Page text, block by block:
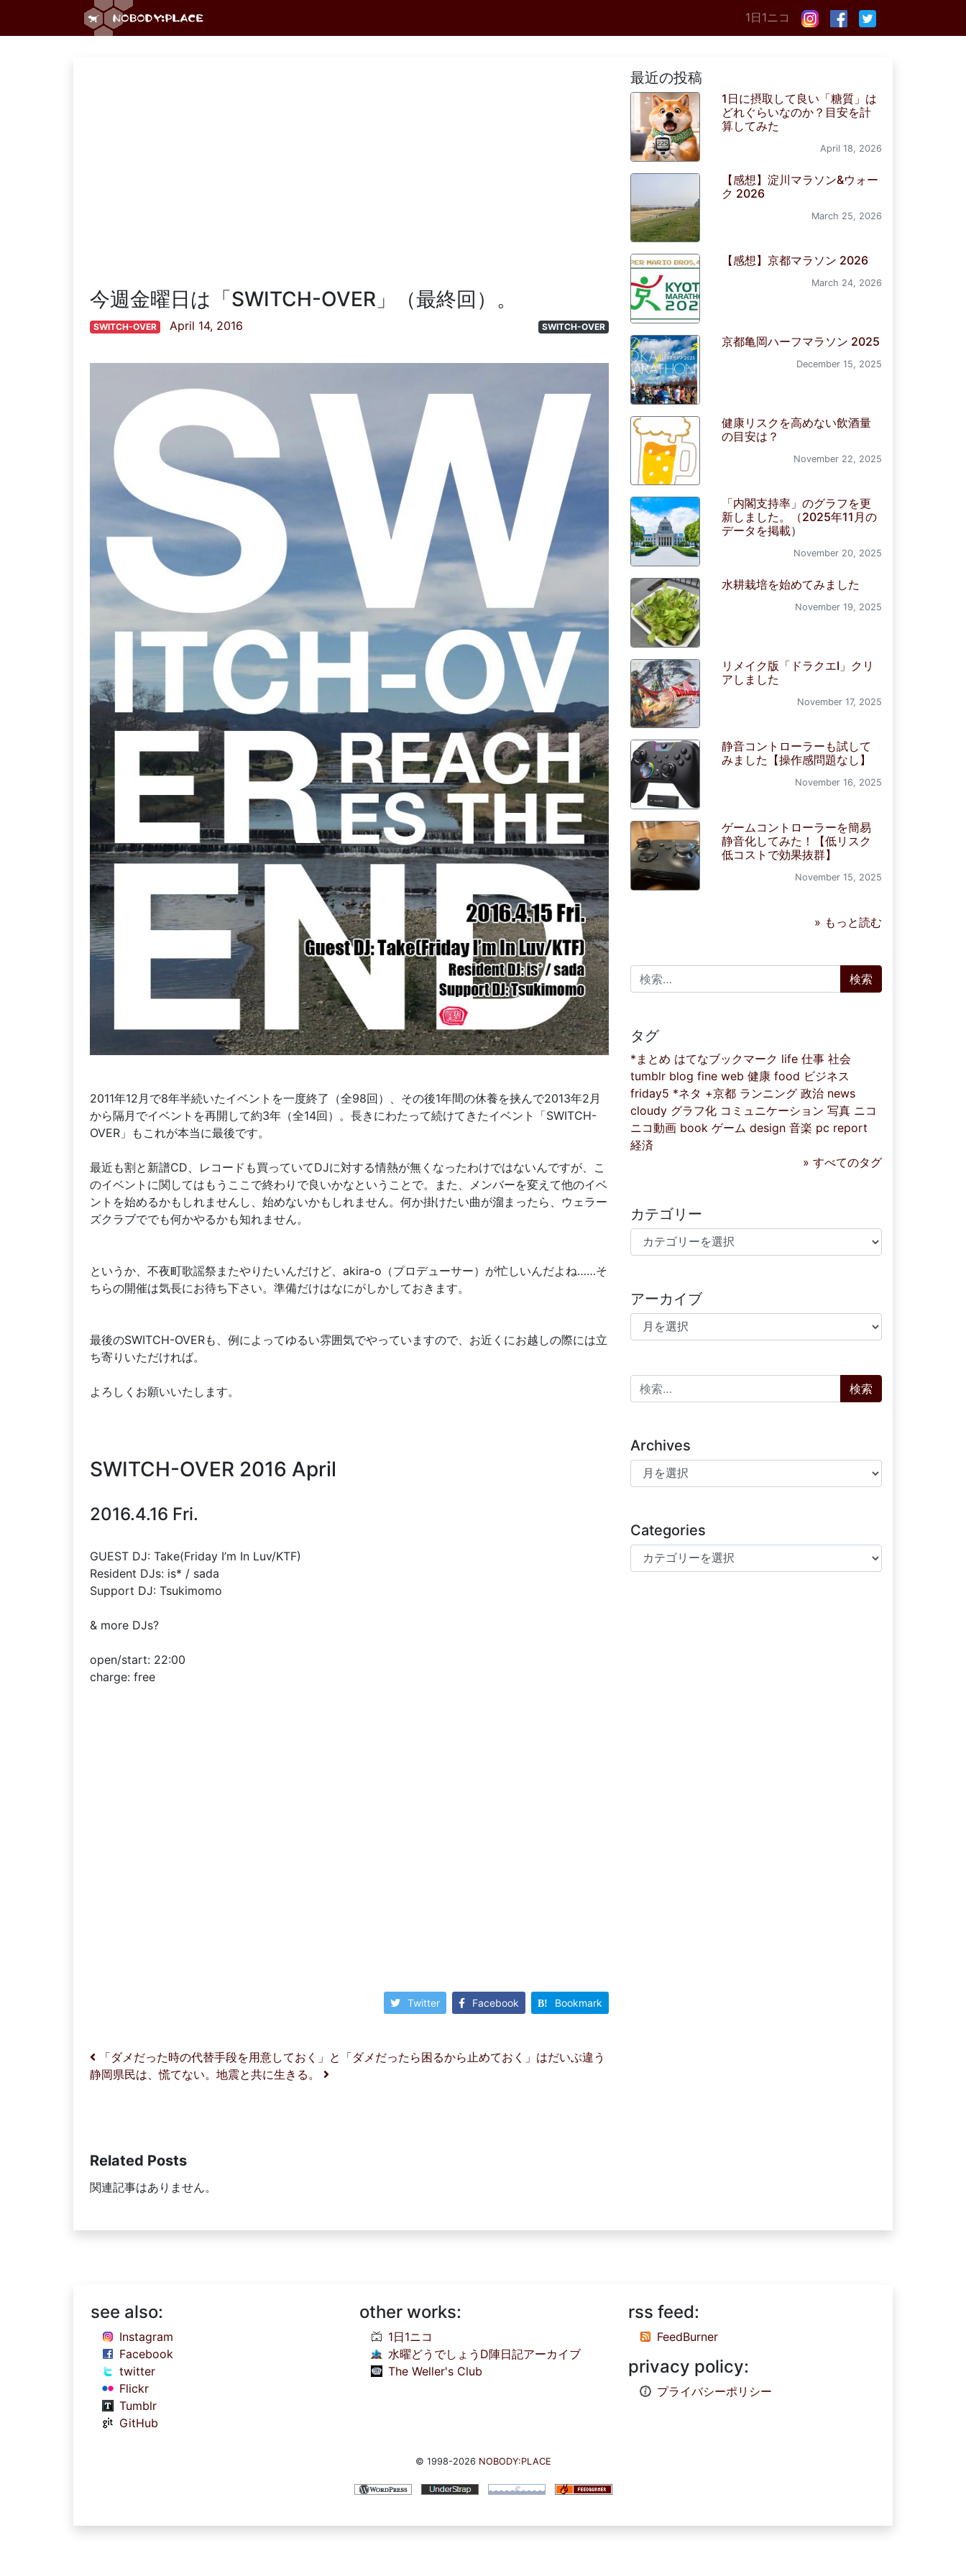
1日1ニコ
今週金曜日は「SWITCH-OVER」（最終回）。
SWITCH-OVER April 14, 2016 SWITCH-OVER
2011年12月で8年半続いたイベントを一度終了（全98回）、その後1年間の休養を挟んで2013年2月
から隔月でイベントを再開して約3年（全14回）。長きにわたって続けてきたイベント「SWITCH-
OVER」もこれが本当に最後です。
最近も割と新譜CD、レコードも買っていてDJに対する情熱が無くなったわけではないんですが、こ
のイベントに関してはもうここで終わりで良いかなということで。また、メンバーを変えて他のイベ
ントを始めるかもしれませんし、始めないかもしれません。何か掛けたい曲が溜まったら、ウェラー
ズクラブででも何かやるかも知れません。
というか、不夜町歌謡祭またやりたいんだけど、akira-o（プロデューサー）が忙しいんだよね……そ
ちらの開催は気長にお待ち下さい。準備だけはなにがしかしておきます。
最後のSWITCH-OVERも、例によってゆるい雰囲気でやっていますので、お近くにお越しの際には立
ち寄りいただければ。
よろしくお願いいたします。
SWITCH-OVER 2016 April
2016.4.16 Fri.
GUEST DJ: Take(Friday I’m In Luv/KTF)
Resident DJs: is* / sada
Support DJ: Tsukimomo
& more DJs?
open/start: 22:00
charge: free
Twitter Facebook Bookmark
投稿ナビゲーション
​「ダメだった時の代替手段を用意しておく」と「ダメだったら困るから止めておく」はだいぶ違う
静岡県民は、慌てない。地震と共に生きる。
Related Posts
関連記事はありません。
最近の投稿
1日に摂取して良い「糖質」は
どれぐらいなのか？目安を計
算してみた
April 18, 2026
【感想】淀川マラソン&ウォー
ク 2026
March 25, 2026
【感想】京都マラソン 2026
March 24, 2026
京都亀岡ハーフマラソン 2025
December 15, 2025
健康リスクを高めない飲酒量
の目安は？
November 22, 2025
「内閣支持率」のグラフを更
新しました。（2025年11月の
データを掲載）
November 20, 2025
水耕栽培を始めてみました
November 19, 2025
リメイク版「ドラクエI」クリ
アしました
November 17, 2025
静音コントローラーも試して
みました【操作感問題なし】
November 16, 2025
ゲームコントローラーを簡易
静音化してみた！【低リスク
低コストで効果抜群】
November 15, 2025
» もっと読む
検索:
タグ
*まとめ はてなブックマーク life 仕事 社会
tumblr blog fine web 健康 food ビジネス
friday5 *ネタ +京都 ランニング 政治 news
cloudy グラフ化 コミュニケーション 写真 ニコ
ニコ動画 book ゲーム design 音楽 pc report
経済
» すべてのタグ
カテゴリー
カテゴリー
アーカイブ
アーカイブ
検索:
Archives
Archives
Categories
Categories
see also:
Instagram
Facebook
twitter
Flickr
Tumblr
GitHub
other works:
1日1ニコ
水曜どうでしょうD陣日記アーカイブ
The Weller's Club
rss feed:
FeedBurner
privacy policy:
プライバシーポリシー
© 1998-2026 NOBODY:PLACE